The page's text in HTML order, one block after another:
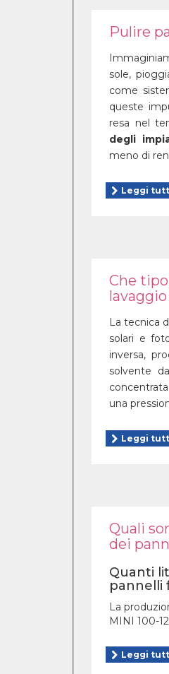
Pulire
sole,
come
queste
resa nel
degli
meno di
Leggi
Che
La tecnica
solari e
inversa,
solvente
una
Leggi
Quali
dei
Quanti
pannelli
La
MINI 100-
Leggi